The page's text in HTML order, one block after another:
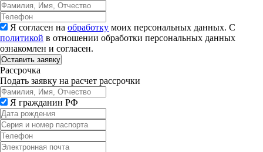
Я согласен на обработку моих персональных данных. С
политикой в отношении обработки персональных данных
ознакомлен и согласен.
Рассрочка
Подать заявку на расчет рассрочки
Я гражданин РФ